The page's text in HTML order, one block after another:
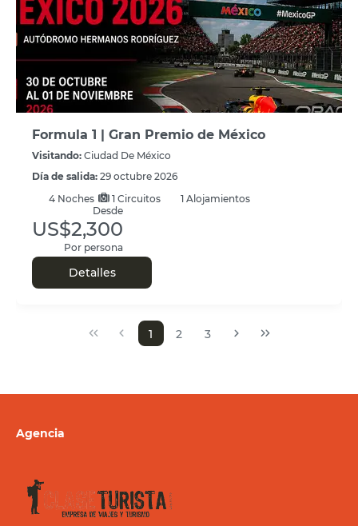
Formula 1 | Gran Premio de México
Visitando: Ciudad De México
Día de salida: 29 octubre 2026
4 Noches 1 Circuitos
1 Alojamientos
Desde
US$2,300
Por persona
Detalles
1 2 3
Agencia